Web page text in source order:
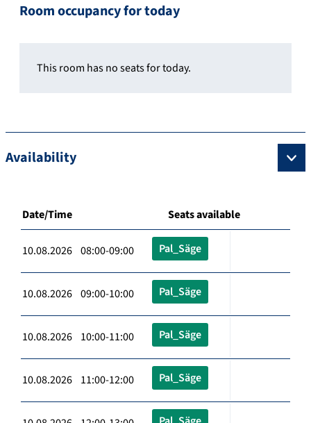
Room occupancy for today
This room has no seats for today.
Availability
Date/Time Seats available
10.08.2026 08:00-09:00 Pal_Säge
10.08.2026 09:00-10:00 Pal_Säge
10.08.2026 10:00-11:00 Pal_Säge
10.08.2026 11:00-12:00 Pal_Säge